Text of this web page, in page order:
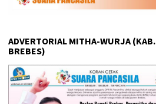
ADVERTORIAL MITHA-WURJA (KAB.
BREBES)